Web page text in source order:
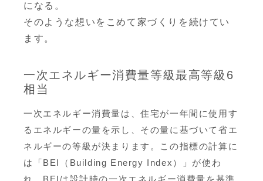
になる。
そのような想いをこめて家づくりを続けてい
ます。
一次エネルギー消費量等級最高等級6
相当
一次エネルギー消費量は、住宅が一年間に使用す
るエネルギーの量を示し、その量に基づいて省エ
ネルギーの等級が決まります。この指標の計算に
は「BEI（Building Energy Index）」が使わ
れ、BEIは設計時の一次エネルギー消費量を基準